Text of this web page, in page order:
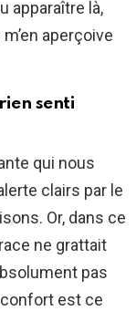
apparaître là,
aperçoive
senti
qui nous
clairs par le
Or, dans ce
ne grattait
pas
est ce